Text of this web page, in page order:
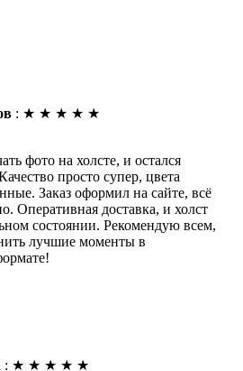
: ★ ★ ★ ★ ★
фото на холсте, и остался
просто супер, цвета
Заказ оформил на сайте, всё
Оперативная доставка, и холст
состоянии. Рекомендую всем,
лучшие моменты в
: ★ ★ ★ ★ ★